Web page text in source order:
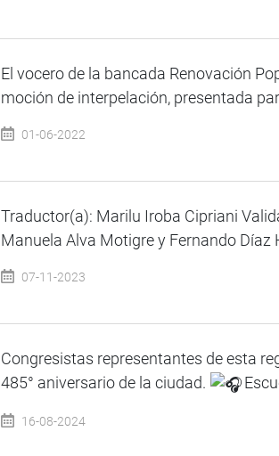
El vocero de la bancada Renovación
moción de interpelación, presentada
01-06-2022
Traductor(a): Marilu Iroba Cipriani
Manuela Alva Motigre y Fernando Díaz
07-11-2023
Congresistas representantes de esta
485° aniversario de la ciudad.
16-08-2024